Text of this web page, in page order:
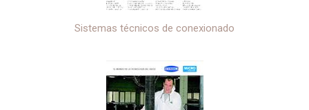
Sistemas técnicos de conexionado